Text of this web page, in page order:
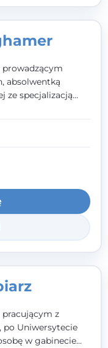
absolwentką
ze specjalizacją
pomoc
przewlekłym
Każde
zaufania.
z
po Uniwersytecie
w gabinecie